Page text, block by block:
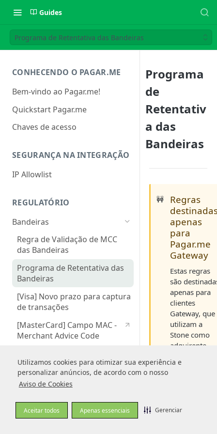
Utilizamos cookies para otimizar sua experiência e
personalizar anúncios, de acordo com o nosso
Aviso de Cookies
Aceitar todos Apenas essenciais Gerenciar
Utilizamos cookies para otimizar sua experiência e
personalizar anúncios, de acordo com o nosso
Aviso de Cookies
Aceitar todos Apenas essenciais Gerenciar
Guides
Programa de Retentativa das Bandeiras
CONHECENDO O PAGAR.ME
Bem-vindo ao Pagar.me!
Quickstart Pagar.me
Chaves de acesso
SEGURANÇA NA INTEGRAÇÃO
IP Allowlist
REGULATÓRIO
Bandeiras
Regra de Validação de MCC
das Bandeiras
Programa de Retentativa das
Bandeiras
[Visa] Novo prazo para captura
de transações
[MasterCard] Campo MAC -
Merchant Advice Code
CIT
[Visa e Elo] Identificador de
externas
[Amex] Identificador de
Programa
de
Retentativ
a das
Bandeiras
🚧
Regras
apenas
para
Pagar.me
Gateway
Estas regras
são
apenas para
clientes
Gateway, que
utilizam a
Stone como
adquirente.
O que são
Retentativas são